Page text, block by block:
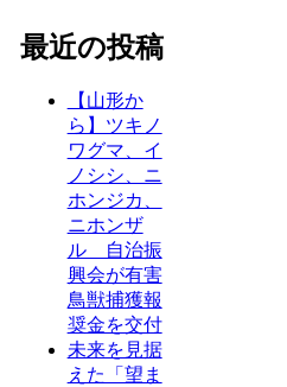
最近の投稿
【山形か
ら】ツキノ
ワグマ、イ
ノシシ、ニ
ホンジカ、
ニホンザ
ル 自治振
興会が有害
鳥獣捕獲報
奨金を交付
未来を見据
えた「望ま